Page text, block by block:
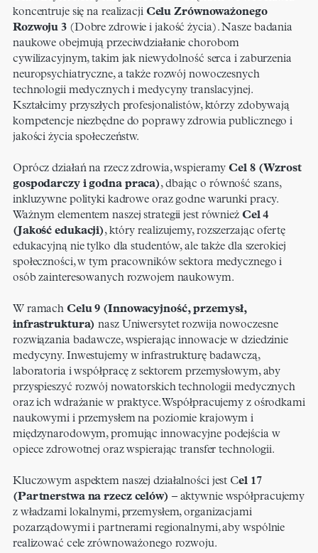
koncentruje się na realizacji Celu Zrównoważonego
Rozwoju 3 (Dobre zdrowie i jakość życia). Nasze badania
naukowe obejmują przeciwdziałanie chorobom
cywilizacyjnym, takim jak niewydolność serca i zaburzenia
neuropsychiatryczne, a także rozwój nowoczesnych
technologii medycznych i medycyny translacyjnej.
Kształcimy przyszłych profesjonalistów, którzy zdobywają
kompetencje niezbędne do poprawy zdrowia publicznego i
jakości życia społeczeństw.
Oprócz działań na rzecz zdrowia, wspieramyCel 8 (Wzrost
gospodarczy i godna praca), dbając o równość szans,
inkluzywne polityki kadrowe oraz godne warunki pracy.
Ważnym elementem naszej strategii jest również Cel 4
(Jakość edukacji), który realizujemy, rozszerzając ofertę
edukacyjną nie tylko dla studentów, ale także dla szerokiej
społeczności, w tym pracowników sektora medycznego i
osób zainteresowanych rozwojem naukowym.
W ramachCelu 9 (Innowacyjność, przemysł,
infrastruktura) nasz Uniwersytet rozwija nowoczesne
rozwiązania badawcze, wspierając innowacje w dziedzinie
medycyny. Inwestujemy w infrastrukturę badawczą,
laboratoria i współpracę z sektorem przemysłowym, aby
przyspieszyć rozwój nowatorskich technologii medycznych
oraz ich wdrażanie w praktyce. Współpracujemy z ośrodkami
naukowymi i przemysłem na poziomie krajowym i
międzynarodowym, promując innowacyjne podejścia w
opiece zdrowotnej oraz wspierając transfer technologii.
Kluczowym aspektem naszej działalności jest Cel 17
(Partnerstwa na rzecz celów) – aktywnie współpracujemy
z władzami lokalnymi, przemysłem, organizacjami
pozarządowymi i partnerami regionalnymi, aby wspólnie
realizować cele zrównoważonego rozwoju.